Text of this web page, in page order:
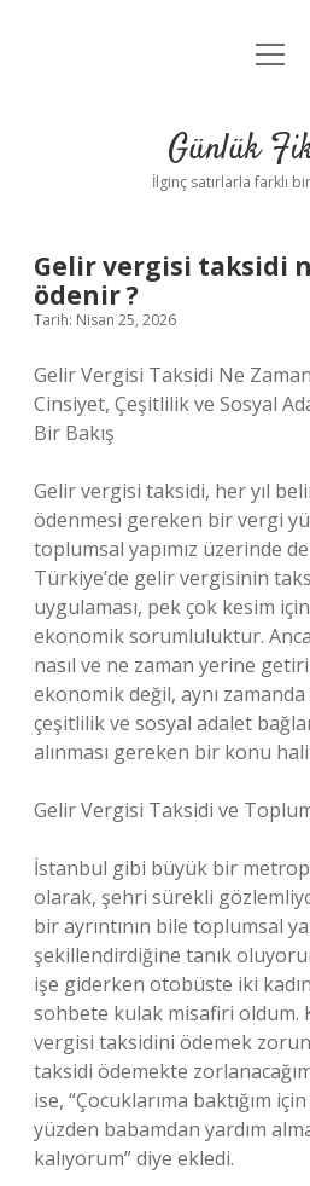
Anasayfa
Yasal
Günlük
İlginç satırlarla farklı bir
Gelir vergisi taksidi
ödenir ?
Tarih: Nisan 25, 2026
Gelir Vergisi Taksidi Ne
Cinsiyet, Çeşitlilik ve Sosyal
Bir Bakış
Gelir vergisi taksidi, her yıl
ödenmesi gereken bir vergi
toplumsal yapımız üzerinde
Türkiye’de gelir vergisinin
uygulaması, pek çok kesim
ekonomik sorumluluktur.
nasıl ve ne zaman yerine
ekonomik değil, aynı
çeşitlilik ve sosyal adalet
alınması gereken bir konu
Gelir Vergisi Taksidi ve
İstanbul gibi büyük bir
olarak, şehri sürekli
bir ayrıntının bile toplumsal
şekillendirdiğine tanık
işe giderken otobüste iki
sohbete kulak misafiri oldum.
vergisi taksidini ödemek
taksidi ödemekte
ise, “Çocuklarıma baktığım
yüzden babamdan yardım
kalıyorum” diye ekledi.